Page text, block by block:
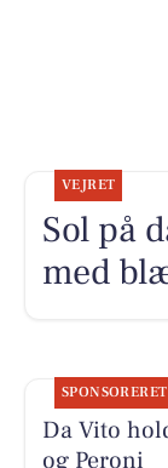
VEJRET
Sol på
med
SPONSORERET
Da Vito
og Peroni